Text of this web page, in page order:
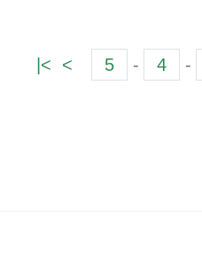
-
4
-
5
>
>|